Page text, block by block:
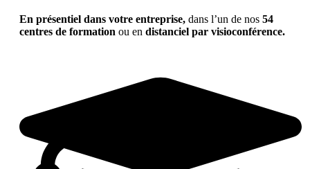
En présentiel dans votre entreprise, dans l’un de nos 54
centres de formation ou en distanciel par visioconférence.